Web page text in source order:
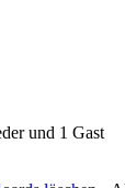
und 1 Gast